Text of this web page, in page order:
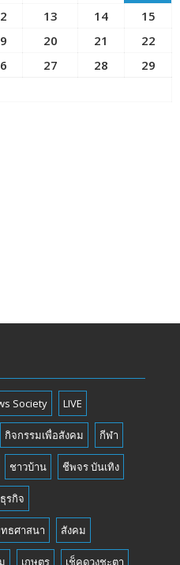
13 14
15
20 21
22
27 28
29
Society LIVE
กิจกรรมเพื่อสังคม กีฬา
ชาวบ้าน ชีพจร บันเทิง
ธุรกิจ
ธศาสนา สังคม
เกษตร เช็คดวงชะตา